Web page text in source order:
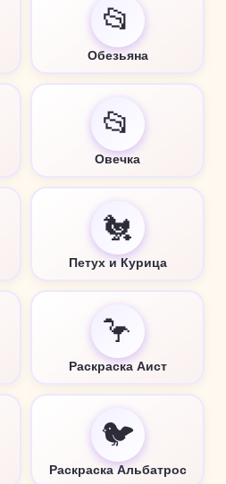
📂
Обезьяна
📂
Овечка
🐔
Петух и Курица
🦩
Раскраска Аист
🐦
Раскраска Альбатрос